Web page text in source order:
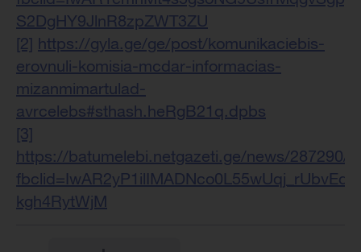
S2DgHY9JlnR8zpZWT3ZU
[2] https://gyla.ge/ge/post/komunikaciebis-
erovnuli-komisia-mcdar-informacias-
mizanmimartulad-
avrcelebs#sthash.heRgB21q.dpbs
[3]
https://batumelebi.netgazeti.ge/news/287290/?
kgh4RytWjM